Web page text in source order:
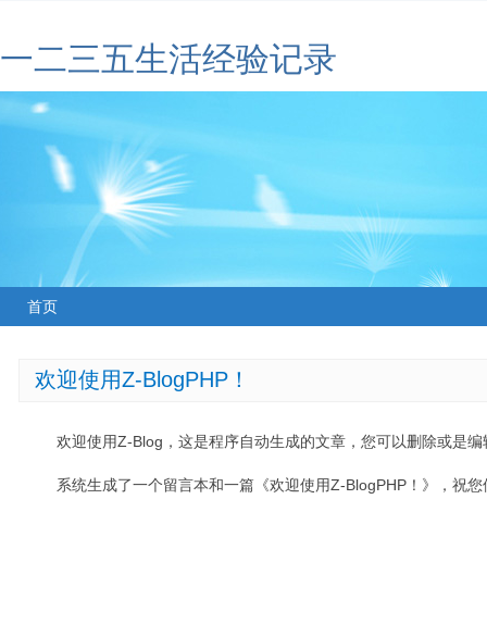
一二三五生活经验记录
首页
欢迎使用Z-BlogPHP！
欢迎使用Z-Blog，这是程序自动生成的文章，您可以删除或是编
系统生成了一个留言本和一篇《欢迎使用Z-BlogPHP！》，祝